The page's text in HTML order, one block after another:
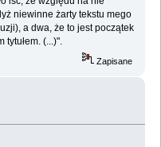
niewinne żarty tekstu mego
a dwa, że to jest początek
(...)".
Zapisane